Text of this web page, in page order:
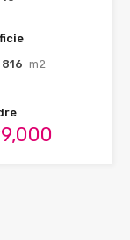
816 m2